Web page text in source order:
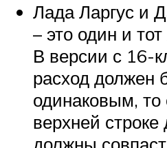
Лада Ларгус и
– это один и
В версии с 16-
расход должен
одинаковым,
верхней строке